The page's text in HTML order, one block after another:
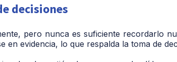
decisiones
pero nunca es suficiente recordarlo
en evidencia, lo que respalda la toma de